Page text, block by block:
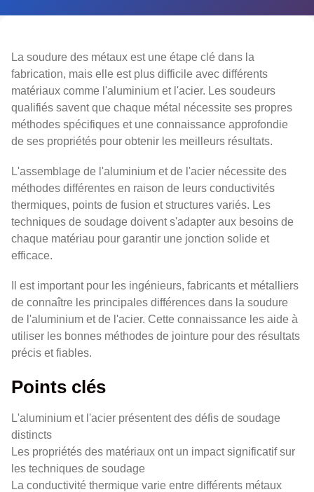
La soudure des métaux est une étape clé dans la
fabrication, mais elle est plus difficile avec différents
matériaux comme l'aluminium et l'acier. Les soudeurs
qualifiés savent que chaque métal nécessite ses propres
méthodes spécifiques et une connaissance approfondie
de ses propriétés pour obtenir les meilleurs résultats.
L'assemblage de l'aluminium et de l'acier nécessite des
méthodes différentes en raison de leurs conductivités
thermiques, points de fusion et structures variés. Les
techniques de soudage doivent s'adapter aux besoins de
chaque matériau pour garantir une jonction solide et
efficace.
Il est important pour les ingénieurs, fabricants et métalliers
de connaître les principales différences dans la soudure
de l'aluminium et de l'acier. Cette connaissance les aide à
utiliser les bonnes méthodes de jointure pour des résultats
précis et fiables.
Points clés
L'aluminium et l'acier présentent des défis de soudage
distincts
Les propriétés des matériaux ont un impact significatif sur
les techniques de soudage
La conductivité thermique varie entre différents métaux